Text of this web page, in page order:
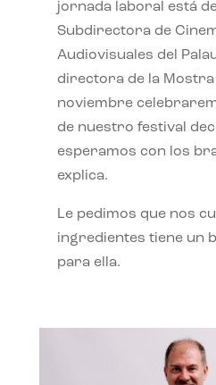
jornada laboral está
Subdirectora de
Audiovisuales del
directora de la Mostra
noviembre
de nuestro festival
esperamos con los
explica.
Le pedimos que nos
ingredientes tiene un
para ella.